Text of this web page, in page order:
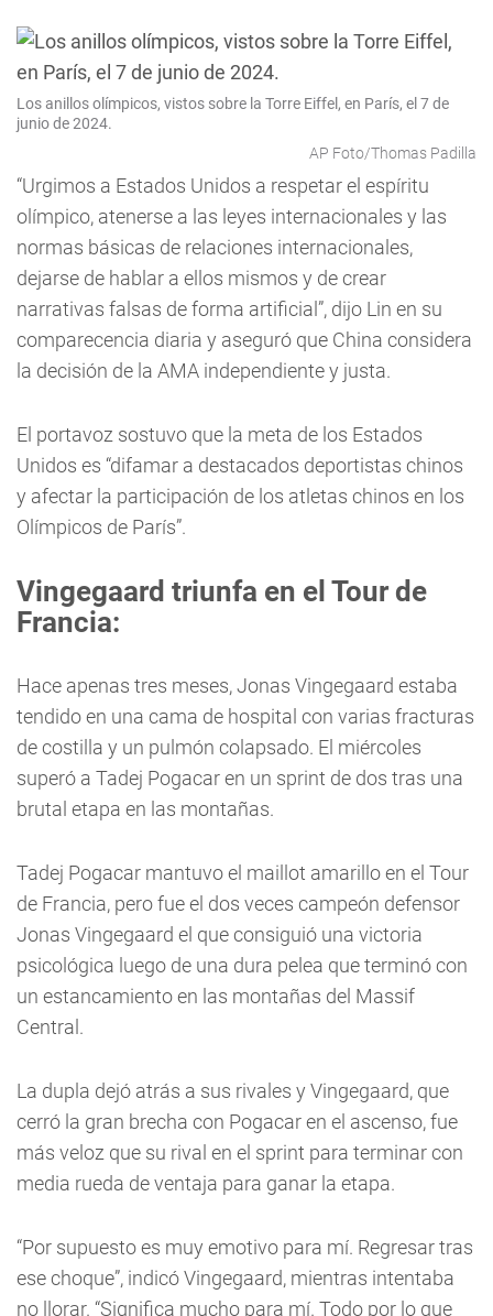
Los anillos olímpicos, vistos sobre la Torre Eiffel, en París, el 7 de
junio de 2024.
AP Foto/Thomas Padilla
“Urgimos a Estados Unidos a respetar el espíritu
olímpico, atenerse a las leyes internacionales y las
normas básicas de relaciones internacionales,
dejarse de hablar a ellos mismos y de crear
narrativas falsas de forma artificial”, dijo Lin en su
comparecencia diaria y aseguró que China considera
la decisión de la AMA independiente y justa.
El portavoz sostuvo que la meta de los Estados
Unidos es “difamar a destacados deportistas chinos
y afectar la participación de los atletas chinos en los
Olímpicos de París”.
Vingegaard triunfa en el Tour de
Francia:
Hace apenas tres meses, Jonas Vingegaard estaba
tendido en una cama de hospital con varias fracturas
de costilla y un pulmón colapsado. El miércoles
superó a Tadej Pogacar en un sprint de dos tras una
brutal etapa en las montañas.
Tadej Pogacar mantuvo el maillot amarillo en el Tour
de Francia, pero fue el dos veces campeón defensor
Jonas Vingegaard el que consiguió una victoria
psicológica luego de una dura pelea que terminó con
un estancamiento en las montañas del Massif
Central.
La dupla dejó atrás a sus rivales y Vingegaard, que
cerró la gran brecha con Pogacar en el ascenso, fue
más veloz que su rival en el sprint para terminar con
media rueda de ventaja para ganar la etapa.
“Por supuesto es muy emotivo para mí. Regresar tras
ese choque”, indicó Vingegaard, mientras intentaba
no llorar. “Significa mucho para mí. Todo por lo que